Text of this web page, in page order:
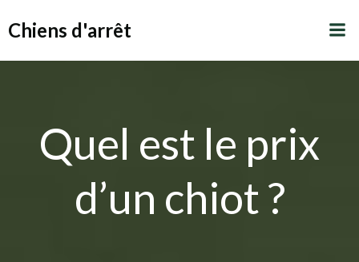
Chiens d'arrêt
Quel est le prix
d’un chiot ?